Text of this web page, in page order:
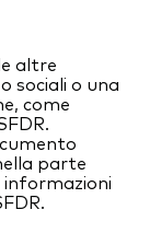
altre
sociali o una
come
parte
informazioni